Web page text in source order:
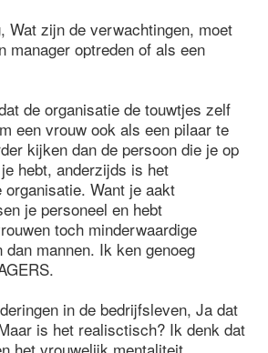
Wat zijn de verwachtingen, moet
manager optreden of als een
de organisatie de touwtjes zelf
een vrouw ook als een pilaar te
kijken dan de persoon die je op
hebt, anderzijds is het
Want je aakt
je personeel en hebt
toch minderwaardige
mannen. Ik ken genoeg
in de bedrijfsleven, Ja dat
is het realisctisch? Ik denk dat